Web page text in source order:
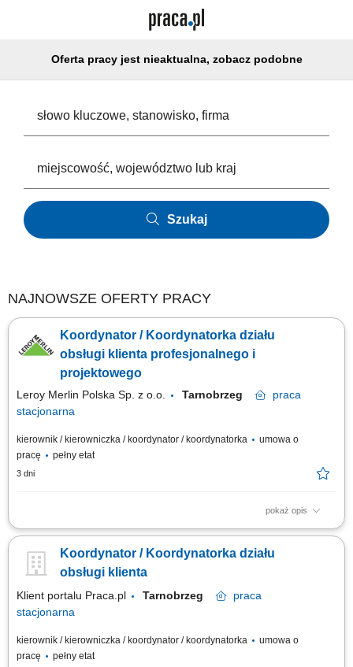
Oferta pracy jest nieaktualna, zobacz podobne
Szukaj
NAJNOWSZE OFERTY PRACY
Koordynator / Koordynatorka działu
obsługi klienta profesjonalnego i
projektowego
Leroy Merlin Polska Sp. z o.o. Tarnobrzeg
praca
stacjonarna
kierownik / kierowniczka / koordynator / koordynatorka
umowa o
pracę
pełny etat
3 dni
pokaż opis
Jakie zadania na Ciebie czekają? koordynowanie pracy podległego
realizacji, wdrożenie nowych pracowników, dbanie o realizację naszych
standardów obsługi klienta; aktywne pozyskiwanie i nawiązywanie
Koordynator / Koordynatorka działu
obsługi klienta
Klient portalu Praca.pl Tarnobrzeg
praca
stacjonarna
kierownik / kierowniczka / koordynator / koordynatorka
umowa o
pracę
pełny etat